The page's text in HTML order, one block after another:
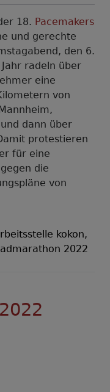
18. Pacemakers
und gerechte
den 6.
radeln über
eine
von
dann über
protestieren
für eine
die
von
kokon,
2022